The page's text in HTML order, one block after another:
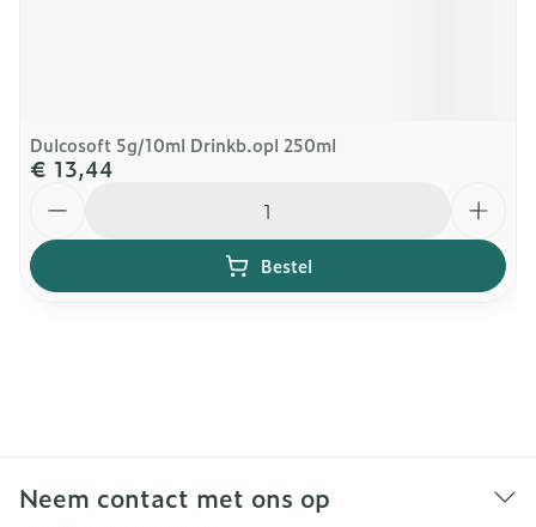
Dulcosoft 5g/10ml Drinkb.opl 250ml
€ 13,44
Bestel
Neem contact met ons op